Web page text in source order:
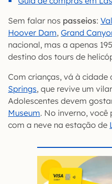
Sem falar nos passeios:
Hoover Dam, Grand
nacional, mas a apenas
destino dos tours de
Com crianças, vá à cidade
Springs, que revive um
Adolescentes devem
Museum. No inverno,
com a neve na estação de